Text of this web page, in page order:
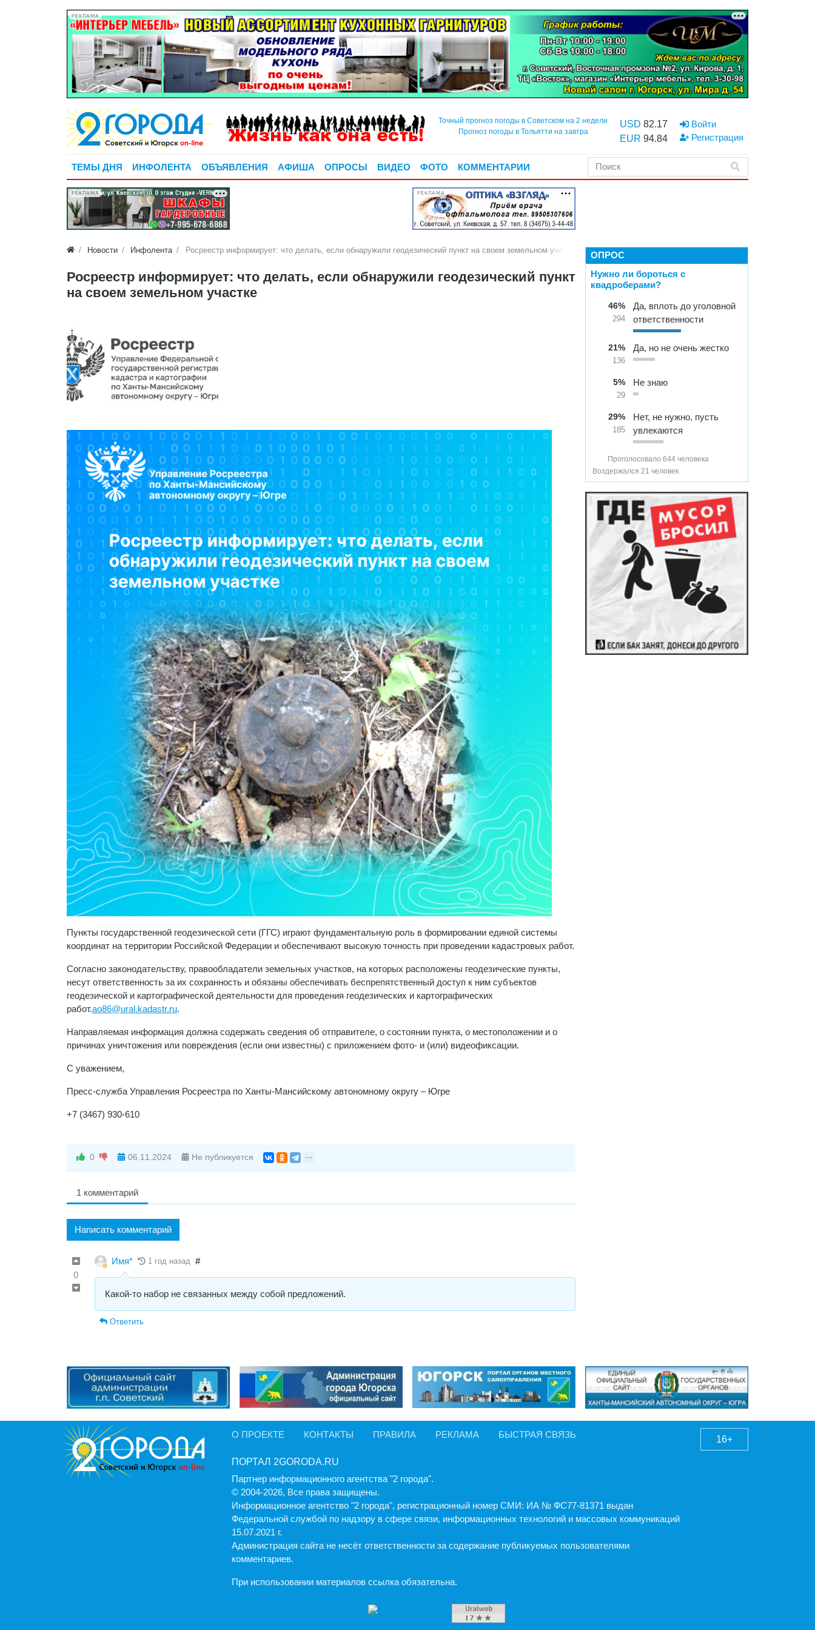
РЕКЛАМА
Точный прогноз погоды в Советском на 2 недели
Прогноз погоды в Тольятти на завтра
USD 82.17
EUR 94.84
Войти
Регистрация
ТЕМЫ ДНЯ ИНФОЛЕНТА ОБЪЯВЛЕНИЯ АФИША ОПРОСЫ ВИДЕО ФОТО КОММЕНТАРИИ
РЕКЛАМА РЕКЛАМА
Новости Инфолента Росреестр информирует: что делать, если обнаружили геодезический пункт на своем земельном участке
Росреестр информирует: что делать, если обнаружили геодезический пункт
на своем земельном участке
Пункты государственной геодезической сети (ГГС) играют фундаментальную роль в формировании единой системы
координат на территории Российской Федерации и обеспечивают высокую точность при проведении кадастровых работ.
Согласно законодательству, правообладатели земельных участков, на которых расположены геодезические пункты,
несут ответственность за их сохранность и обязаны обеспечивать беспрепятственный доступ к ним субъектов
геодезической и картографической деятельности для проведения геодезических и картографических
работ.ao86@ural.kadastr.ru.
Направляемая информация должна содержать сведения об отправителе, о состоянии пункта, о местоположении и о
причинах уничтожения или повреждения (если они известны) с приложением фото- и (или) видеофиксации.
С уважением,
Пресс-служба Управления Росреестра по Ханты-Мансийскому автономному округу – Югре
+7 (3467) 930-610
0 06.11.2024 Не публикуется
1 комментарий
Написать комментарий
0
Имя* 1 год назад #
Какой-то набор не связанных между собой предложений.
Ответить
ОПРОС
Нужно ли бороться с
квадроберами?
46%
294
Да, вплоть до уголовной
ответственности
21%
136
Да, но не очень жестко
5%
29
Не знаю
29%
185
Нет, не нужно, пусть
увлекаются
Проголосовало 644 человека
Воздержался 21 человек
О ПРОЕКТЕ КОНТАКТЫ ПРАВИЛА РЕКЛАМА БЫСТРАЯ СВЯЗЬ
ПОРТАЛ 2GORODA.RU
Партнер информационного агентства "2 города".
© 2004-2026, Все права защищены.
Информационное агентство "2 города", регистрационный номер СМИ: ИА № ФС77-81371 выдан
Федеральной службой по надзору в сфере связи, информационных технологий и массовых коммуникаций
15.07.2021 г.
Администрация cайта не несёт ответственности за содержание публикуемых пользователями
комментариев.
При использовании материалов ссылка обязательна.
16+